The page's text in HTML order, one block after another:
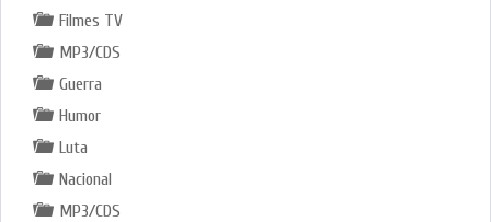
Filmes TV
MP3/CDS
Guerra
Humor
Luta
Nacional
MP3/CDS